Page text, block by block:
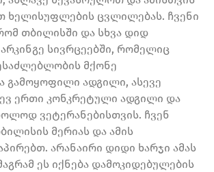
ხელისუფლების ცვლილებას. ჩვენი
თბილისში და სხვა დიდ
სივრცეებში, რომელიც
მქონე
გამოყოფილი ადგილი, ასევე
ერთი კონკრეტული ადგილი და
ვეტერანებისთვის. ჩვენ
მერიას და ამის
არანაირი დიდი ხარჯი ამას
ეს იქნება დამოკიდებულების